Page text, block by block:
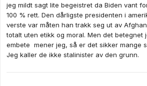
jeg mildt sagt lite begeistret da Biden vant
100 % rett. Den dårligste presidenten i
verste var måten han trakk seg ut av
totalt uten etikk og moral. Men det betegnet
embete mener jeg, så er det sikker mange
Jeg kaller de ikke stalinister av den grunn.